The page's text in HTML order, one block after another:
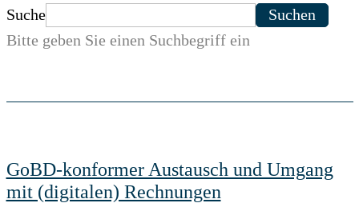
Suche
Suchen
Bitte geben Sie einen Suchbegriff ein
GoBD-konformer Austausch und Umgang
mit (digitalen) Rechnungen